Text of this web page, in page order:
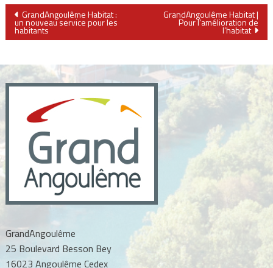
Navigation
de
l’article
GrandAngoulême Habitat :
un nouveau service pour les
habitants
GrandAngoulême Habitat |
Pour l’amélioration de
l’habitat
GrandAngoulême
25 Boulevard Besson Bey
16023 Angoulême Cedex